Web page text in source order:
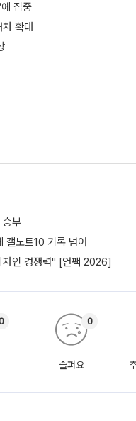
집중
확대
승부
노트10 기록 넘어
자인 경쟁력" [언팩 2026]
슬퍼요
0